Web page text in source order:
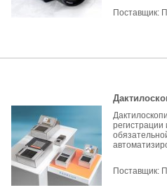
Поставщик:
регистрации
Поставщик: